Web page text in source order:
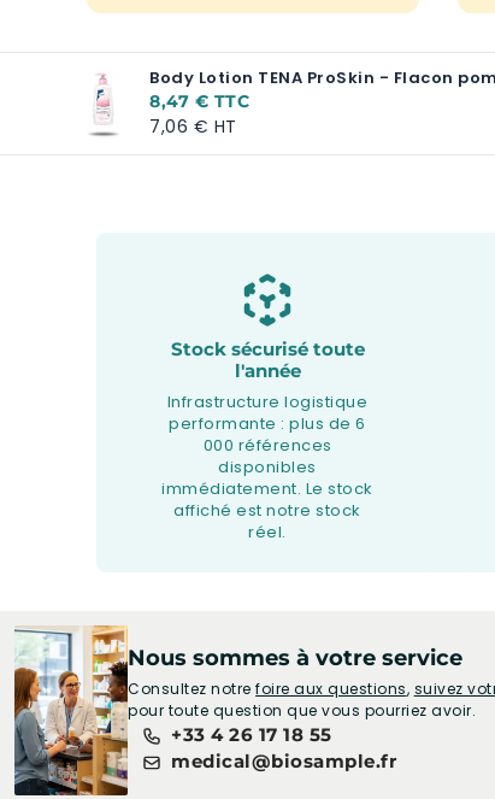
Body Lotion TENA ProSkin - Flacon
8,47 €
7,06 €
Stock sécurisé toute
l'année
Infrastructure logistique
performante : plus de 6
000 références
disponibles
immédiatement. Le stock
affiché est notre stock
réel.
Nous sommes à votre service
Consultez notrefoire aux questions, suivez
pour toute question que vous pourriez avoir.
+33 4 26 17 18 55
medical@biosample.fr